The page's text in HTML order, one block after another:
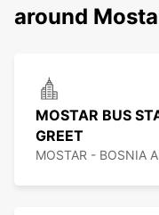
around
MOSTAR BUS
GREET
MOSTAR - BOSNIA